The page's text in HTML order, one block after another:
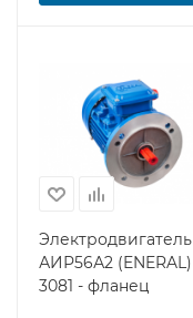
Электродвигатель
АИР56А2 (ENERAL)
3081 - фланец